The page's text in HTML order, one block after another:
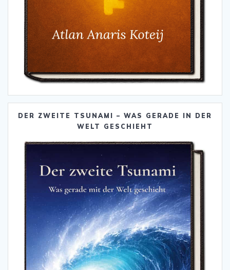
DER ZWEITE TSUNAMI – WAS GERADE IN DER
WELT GESCHIEHT